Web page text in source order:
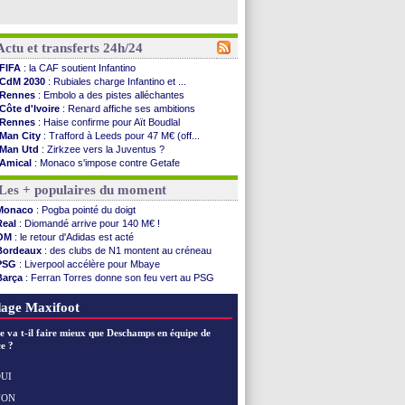
et transferts 24h/24
FIFA : la CAF soutient Infantino
CdM 2030 : Rubiales charge Infantino et ...
Rennes : Embolo a des pistes alléchantes
Côte d'Ivoire : Renard affiche ses ambitions
Rennes : Haise confirme pour Aït Boudlal
Man City : Trafford à Leeds pour 47 M€ (off...
Man Utd : Zirkzee vers la Juventus ?
Amical : Monaco s'impose contre Getafe
Nantes: Der Zakarian et sa relation avec Kita
OM: le club prêt à libérer Kondogbia ?
Monaco: le message touchant d'Akliouche
FIFA: Tebas en remet une couche
FIFA : l'UEFA maintient la pression
PSG: Tebas encense Luis Enrique
Real: Vinicius jusqu'en 2032 (officiel)
Lyon: Mangala va rejoindre Getafe
OM: une offre refusée pour Aguerd
Troyes: Junior Diaz jusqu'en 2030 (officiel)
OM : une offre pour Bulka
PSG
Arsenal
+ populaires du moment
: Pogba pointé du doigt
: Diomandé arrive pour 140 M€ !
: le retour d'Adidas est acté
: des clubs de N1 montent au créneau
: Liverpool accélère pour Mbaye
: Ferran Torres donne son feu vert au PSG
City: Rodri préfère le Barça au Real !
Maxifoot
va t-il faire mieux que Deschamps en équipe de
?